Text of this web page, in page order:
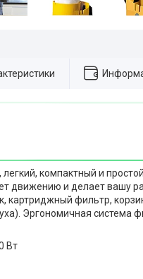
компактный и
движению и делает вашу
картриджный фильтр,
Эргономичная система
Вт